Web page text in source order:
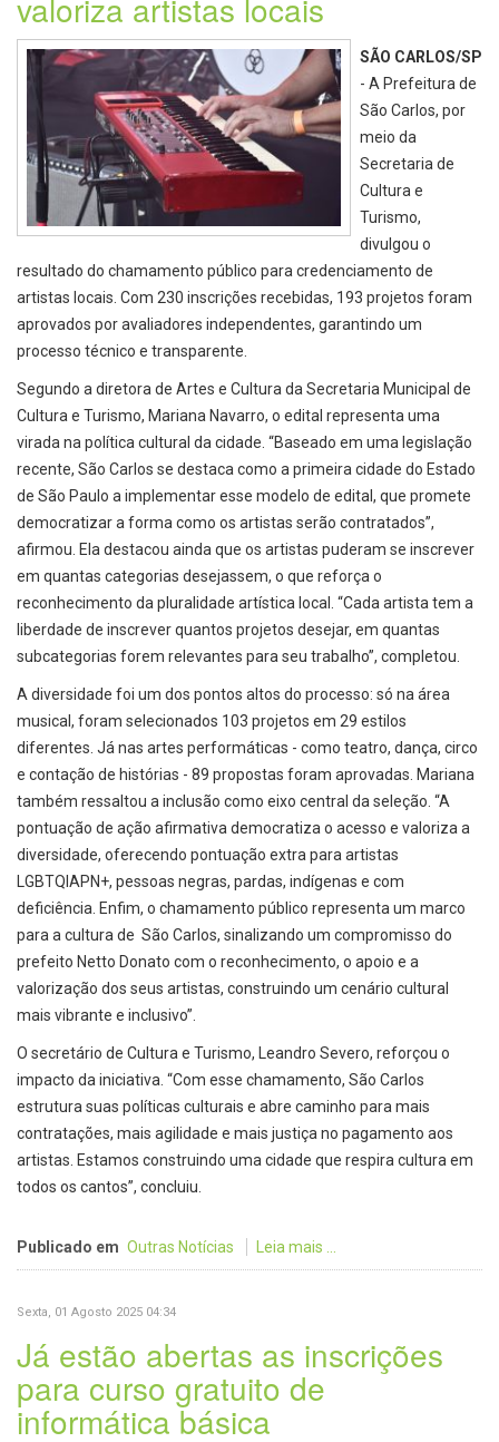
valoriza artistas locais
SÃO CARLOS/SP
- A Prefeitura de
São Carlos, por
meio da
Secretaria de
Cultura e
Turismo,
divulgou o
resultado do chamamento público para credenciamento de
artistas locais. Com 230 inscrições recebidas, 193 projetos foram
aprovados por avaliadores independentes, garantindo um
processo técnico e transparente.
Segundo a diretora de Artes e Cultura da Secretaria Municipal de
Cultura e Turismo, Mariana Navarro, o edital representa uma
virada na política cultural da cidade. “Baseado em uma legislação
recente, São Carlos se destaca como a primeira cidade do Estado
de São Paulo a implementar esse modelo de edital, que promete
democratizar a forma como os artistas serão contratados”,
afirmou. Ela destacou ainda que os artistas puderam se inscrever
em quantas categorias desejassem, o que reforça o
reconhecimento da pluralidade artística local. “Cada artista tem a
liberdade de inscrever quantos projetos desejar, em quantas
subcategorias forem relevantes para seu trabalho”, completou.
A diversidade foi um dos pontos altos do processo: só na área
musical, foram selecionados 103 projetos em 29 estilos
diferentes. Já nas artes performáticas - como teatro, dança, circo
e contação de histórias - 89 propostas foram aprovadas. Mariana
também ressaltou a inclusão como eixo central da seleção. “A
pontuação de ação afirmativa democratiza o acesso e valoriza a
diversidade, oferecendo pontuação extra para artistas
LGBTQIAPN+, pessoas negras, pardas, indígenas e com
deficiência. Enfim, o chamamento público representa um marco
para a cultura de São Carlos, sinalizando um compromisso do
prefeito Netto Donato com o reconhecimento, o apoio e a
valorização dos seus artistas, construindo um cenário cultural
mais vibrante e inclusivo”.
O secretário de Cultura e Turismo, Leandro Severo, reforçou o
impacto da iniciativa. “Com esse chamamento, São Carlos
estrutura suas políticas culturais e abre caminho para mais
contratações, mais agilidade e mais justiça no pagamento aos
artistas. Estamos construindo uma cidade que respira cultura em
todos os cantos”, concluiu.
Publicado em Outras Notícias Leia mais ...
Sexta, 01 Agosto 2025 04:34
Já estão abertas as inscrições
para curso gratuito de
informática básica